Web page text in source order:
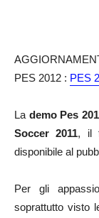
PES 2012 : PES
La demo Pes
Soccer 2011, il
disponibile al
Per gli
soprattutto visto